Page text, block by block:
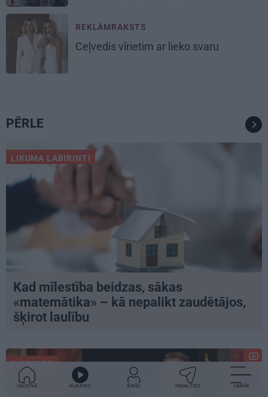
REKLĀMRAKSTS
Ceļvedis vīrietim ar lieko svaru
PĒRLE
LIKUMA LABIRINTI
Kad mīlestība beidzas, sākas
«matemātika» – kā nepalikt zaudētājos,
šķirot laulību
PIEREDZE
GALVENĀ KLAUSIES IENĀC PADALĪTIES VAIRĀK